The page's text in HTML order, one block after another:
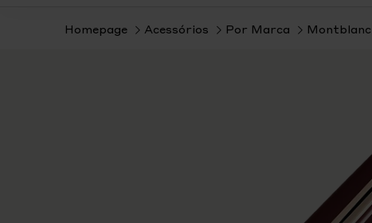
Homepage Acessórios Por Marca Montblanc